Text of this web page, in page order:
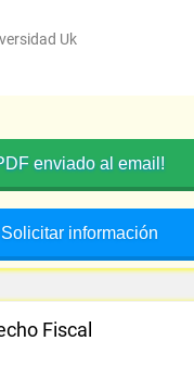
Uk
enviado al email!
Solicitar información
Fiscal